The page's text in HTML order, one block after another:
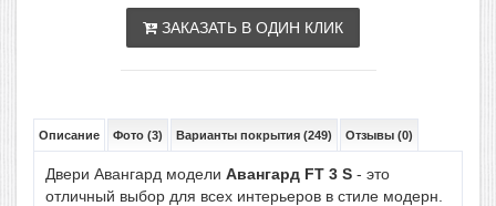
ЗАКАЗАТЬ В ОДИН КЛИК
Описание Фото (3) Варианты покрытия (249) Отзывы (0)
Двери Авангард модели Авангард FT 3 S - это
отличный выбор для всех интерьеров в стиле модерн.